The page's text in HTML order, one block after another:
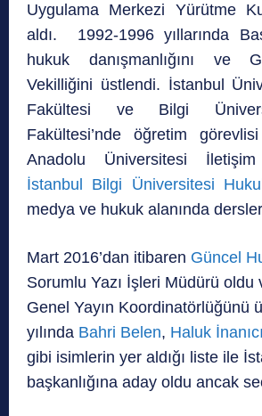
Uygulama Merkezi Yürütme
aldı. 1992-1996 yıllarında
hukuk danışmanlığını ve
Vekilliğini üstlendi. İstanbul
Fakültesi ve Bilgi
Fakültesi’nde öğretim
Anadolu Üniversitesi
İstanbul Bilgi Üniversitesi
medya ve hukuk alanında
Mart 2016’dan itibaren Güncel
Sorumlu Yazı İşleri Müdürü oldu
Genel Yayın Koordinatörlüğünü
yılında Bahri Belen, Haluk İnanıcı
gibi isimlerin yer aldığı liste ile
başkanlığına aday oldu ancak